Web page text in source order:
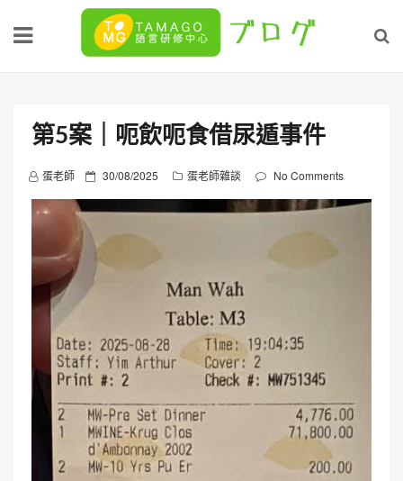
第5案｜呃飲呃食借尿遁事件
蛋老師
P
o
s
e
30/08/2025 蛋老師雜談 No Comments